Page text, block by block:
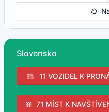
Slovensko
11 VOZIDEL K
71 MÍST K